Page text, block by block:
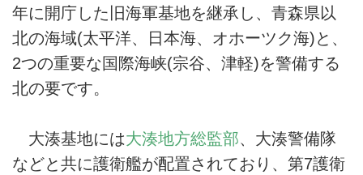
年に開庁した旧海軍基地を継承し、青森県以
北の海域(太平洋、日本海、オホーツク海)と、
2つの重要な国際海峡(宗谷、津軽)を警備する
北の要です。
大湊基地には大湊地方総監部、大湊警備隊
などと共に護衛艦が配置されており、第7護衛